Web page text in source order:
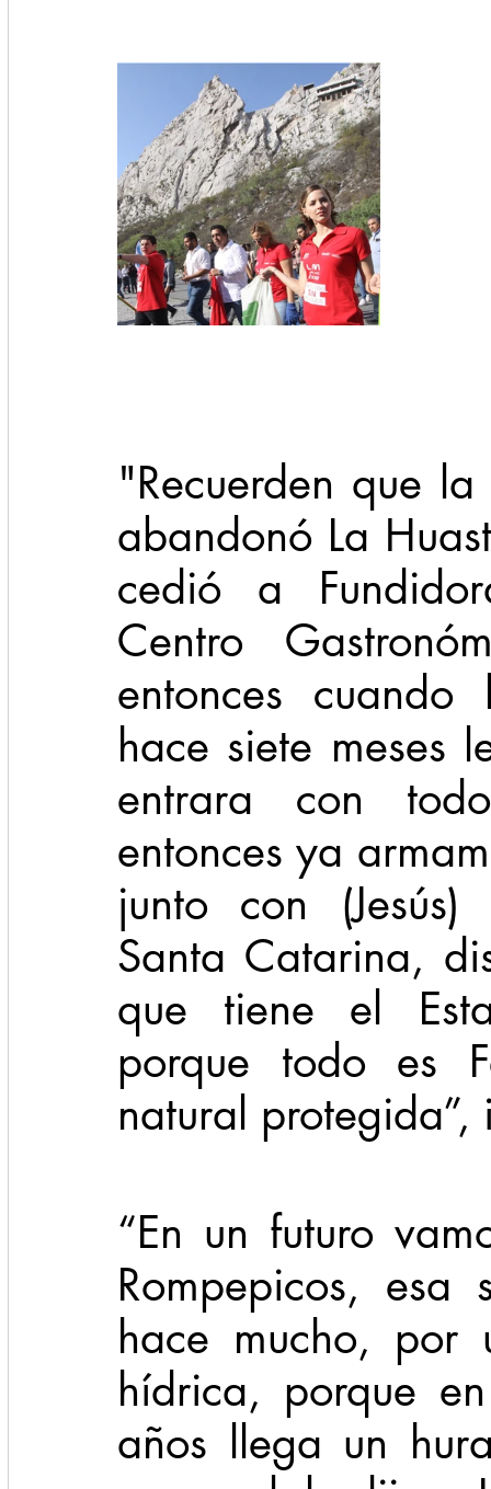
"Recuerden que
abandonó La
cedió a
Centro
entonces
hace siete meses
entrara con
entonces ya
junto con
Santa Catarina,
que tiene el
porque todo es
natural protegida”,
“En un futuro
Rompepicos,
hace mucho, por
hídrica, porque
años llega un